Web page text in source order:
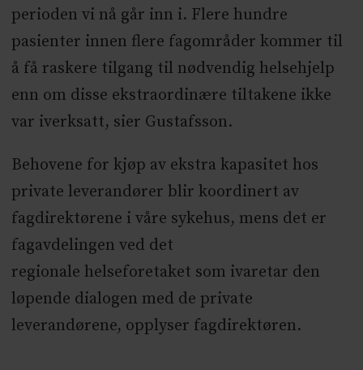
perioden vi nå går inn i. Flere hundre
pasienter innen flere fagområder kommer til
å få raskere tilgang til nødvendig helsehjelp
enn om disse ekstraordinære tiltakene ikke
var iverksatt, sier ​Gustafsson.
​Behovene for kjøp av ekstra kapasitet hos
private leverandører blir koordinert av
fagdirektørene i våre sykehus, mens det er
fagavdelingen ved det
regionale helseforetaket som ivaretar den
løpende dialogen med de private
leverandørene, opplyser fagdirektøren.